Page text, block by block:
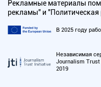
Рекламные материалы
рекламы" и "Политическая
В 2025 году
Независимая
Journalism Trust
2019